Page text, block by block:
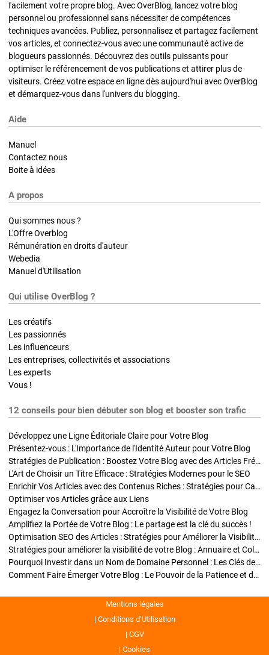
facilement votre propre blog. Avec OverBlog, lancez votre blog
personnel ou professionnel sans nécessiter de compétences
techniques avancées. Publiez, personnalisez et partagez facilement
vos articles, et connectez-vous avec une communauté active de
blogueurs passionnés. Découvrez des outils puissants pour
optimiser le référencement de vos publications et attirer plus de
visiteurs. Créez votre espace en ligne dès aujourd'hui avec OverBlog
et démarquez-vous dans l'univers du blogging.
Aide
Manuel
Contactez nous
Boite à idées
A propos
Qui sommes nous ?
L'Offre Overblog
Rémunération en droits d'auteur
Webedia
Manuel d'Utilisation
Qui utilise OverBlog ?
Les créatifs
Les passionnés
Les influenceurs
Les entreprises, collectivités et associations
Les experts
Vous !
12 conseils pour bien débuter son blog et booster son trafic
Développez une Ligne Éditoriale Claire pour Votre Blog
Présentez-vous : L'Importance de l'Identité Auteur pour Votre Blog
Stratégies de Publication : Boostez Votre Blog avec des Articles Fréquents et Exclusifs
L'Art de Choisir un Titre Efficace : Stratégies Modernes pour le SEO
Enrichir Vos Articles avec des Contenus Riches : Stratégies pour Captiver et Optimiser
Optimiser vos Articles grâce aux Liens
Engagez la Conversation pour Accroître la Visibilité de Votre Blog
Amplifiez la Portée de Votre Blog : Le partage est la clé du succès !
Optimisation SEO des Articles : Stratégies pour Améliorer la Visibilité de Votre Blog
Stratégies pour améliorer la visibilité de votre Blog : Annuaire et Collaborations
Pourquoi Investir dans un Nom de Domaine Personnel : Les Clés de la Réussite de Votre Blog
Comment Faire Émerger Votre Blog : Le Pouvoir de la Patience et de la Persévérance
Mentions légales
Conditions d’Utilisation
CGV
Cookies